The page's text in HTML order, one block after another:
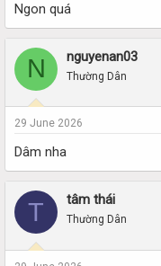
Ngon quá
N nguyenan03
Thường Dân
29 June 2026
Dâm nha
T tâm thái
Thường Dân